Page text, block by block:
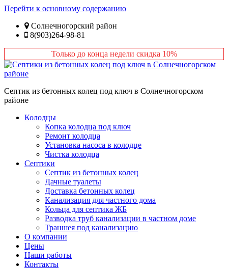
Перейти к основному содержанию
Солнечногорский район
8(903)264-98-81
Только до конца недели скидка 10%
Септик из бетонных колец под ключ в Солнечногорском
районе
Колодцы
Копка колодца под ключ
Ремонт колодца
Установка насоса в колодце
Чистка колодца
Септики
Септик из бетонных колец
Дачные туалеты
Доставка бетонных колец
Канализация для частного дома
Кольца для септика ЖБ
Разводка труб канализации в частном доме
Траншея под канализацию
О компании
Цены
Наши работы
Контакты